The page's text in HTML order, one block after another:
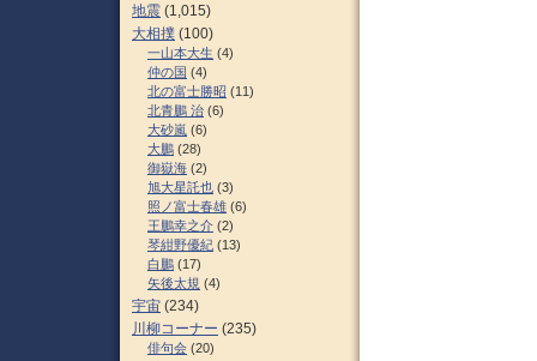
地震 (1,015)
大相撲 (100)
一山本大生 (4)
仲の国 (4)
北の富士勝昭 (11)
北青鵬 治 (6)
大砂嵐 (6)
大鵬 (28)
御嶽海 (2)
旭大星託也 (3)
照ノ富士春雄 (6)
王鵬幸之介 (2)
琴紺野優紀 (13)
白鵬 (17)
矢後太規 (4)
宇宙 (234)
川柳コーナー (235)
俳句会 (20)